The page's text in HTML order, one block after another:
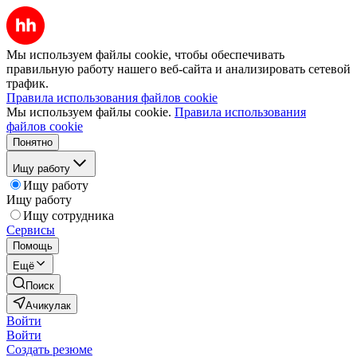
Мы используем файлы cookie, чтобы обеспечивать
правильную работу нашего веб-сайта и анализировать сетевой
трафик.
Правила использования файлов cookie
Мы используем файлы cookie. Правила использования
файлов cookie
Понятно
Ищу работу
Ищу работу
Ищу работу
Ищу сотрудника
Сервисы
Помощь
Ещё
Поиск
Ачикулак
Войти
Войти
Создать резюме